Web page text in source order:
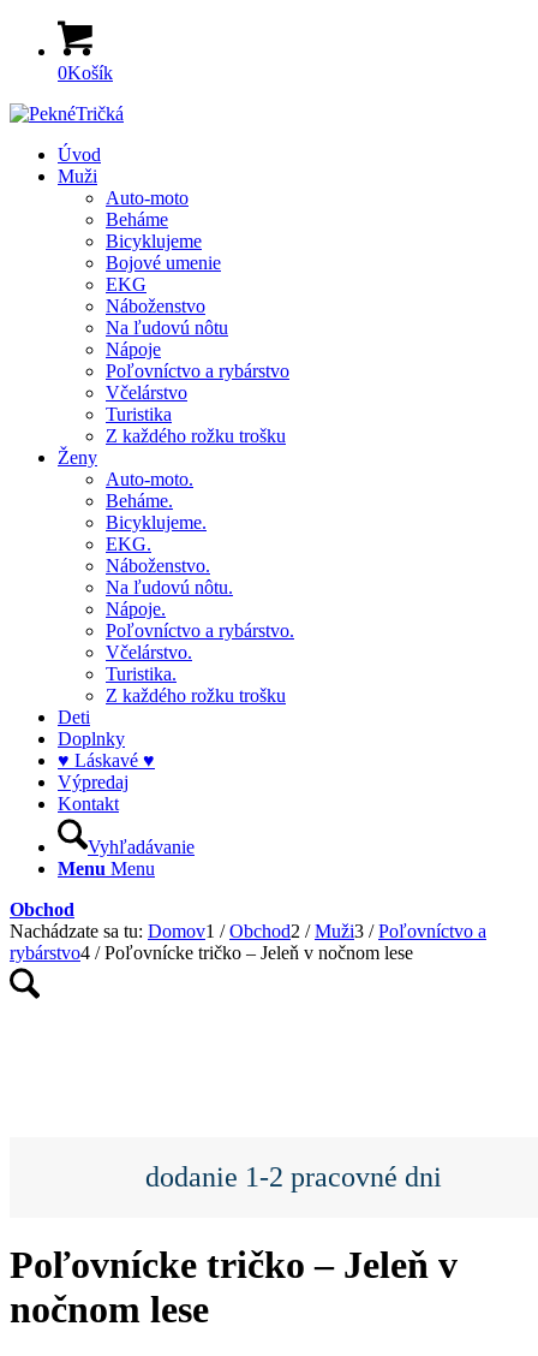
0Košík
Úvod
Muži
Auto-moto
Beháme
Bicyklujeme
Bojové umenie
EKG
Náboženstvo
Na ľudovú nôtu
Nápoje
Poľovníctvo a rybárstvo
Včelárstvo
Turistika
Z každého rožku trošku
Ženy
Auto-moto.
Beháme.
Bicyklujeme.
EKG.
Náboženstvo.
Na ľudovú nôtu.
Nápoje.
Poľovníctvo a rybárstvo.
Včelárstvo.
Turistika.
Z každého rožku trošku
Deti
Doplnky
♥ Láskavé ♥
Výpredaj
Kontakt
Vyhľadávanie
Menu Menu
Obchod
Nachádzate sa tu: Domov1 / Obchod2 / Muži3 / Poľovníctvo a
rybárstvo4 / Poľovnícke tričko – Jeleň v nočnom lese
dodanie 1-2 pracovné dni
Poľovnícke tričko – Jeleň v
nočnom lese